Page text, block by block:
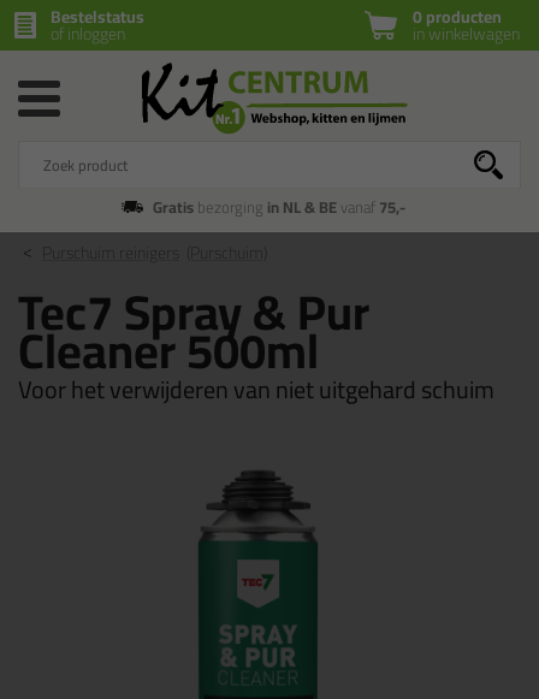
0 producten
in winkelwagen
Bestelstatus
of inloggen
Gratisbezorging in NL & BEvanaf75,-
Tec7 Spray & Pur
Cleaner 500ml
Voor het verwijderen van niet uitgehard schuim